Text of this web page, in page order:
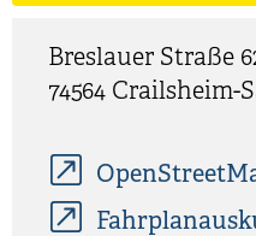
Breslauer Straße
74564 Crailsheim-